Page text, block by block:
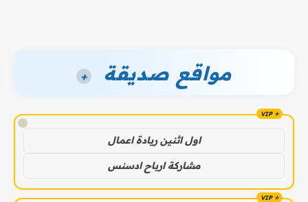
مواقع صديقة +
!
اول اثنين ريادة اعمال
مشاركة ارباح ادسنس